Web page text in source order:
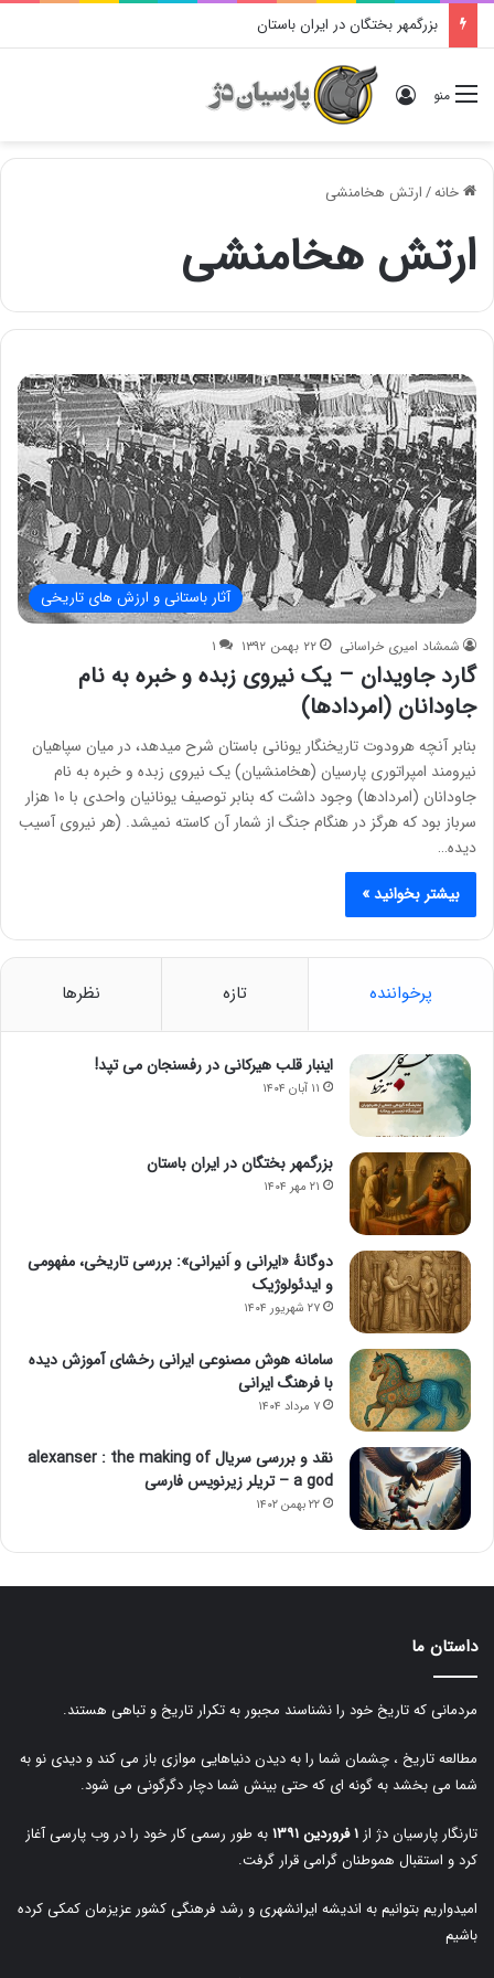
بزرگمهر بختگان در ایران باستان
منو ورود
خانه/ارتش هخامنشی
ارتش هخامنشی
آثار باستانی و ارزش های تاریخی
شمشاد امیری خراسانی ۲۲ بهمن ۱۳۹۲ ۱
گارد جاویدان – یک نیروی زبده و خبره به نام
جاودانان (امردادها)
بنابر آنچه هرودوت تاریخنگار یونانی باستان شرح میدهد، در میان سپاهیان
نیرومند امپراتوری پارسیان (هخامنشیان) یک نیروی زبده و خبره به نام
جاودانان (امردادها) وجود داشت که بنابر توصیف یونانیان واحدی با ۱۰ هزار
سرباز بود که هرگز در هنگام جنگ از شمار آن کاسته نمیشد. (هر نیروی آسیب
دیده…
بیشتر بخوانید »
پرخواننده تازه نظرها
اینبار قلب هیرکانی در رفسنجان می تپد!
۱۱ آبان ۱۴۰۴
بزرگمهر بختگان در ایران باستان
۲۱ مهر ۱۴۰۴
دوگانهٔ «ایرانی و اَنیرانی»: بررسی تاریخی، مفهومی
و ایدئولوژیک
۲۷ شهریور ۱۴۰۴
سامانه هوش مصنوعی ایرانی رخشای آموزش دیده
با فرهنگ ایرانی
۷ مرداد ۱۴۰۴
نقد و بررسی سریال alexanser : the making of
a god – تریلر زیرنویس فارسی
۲۲ بهمن ۱۴۰۲
داستان ما
مردمانی که تاریخ خود را نشناسند مجبور به تکرار تاریخ و تباهی هستند.
مطالعه تاریخ ، چشمان شما را به دیدن دنیاهایی موازی باز می کند و دیدی نو به
شما می بخشد به گونه ای که حتی بینش شما دچار دگرگونی می شود.
تارنگار پارسیان دژ از ۱ فروردین ۱۳۹۱
به طور رسمی کار خود را در وب پارسی آغاز
کرد و استقبال هموطنان گرامی قرار گرفت.
امیدواریم بتوانیم به اندیشه ایرانشهری و رشد فرهنگی کشور عزیزمان کمکی کرده
باشیم